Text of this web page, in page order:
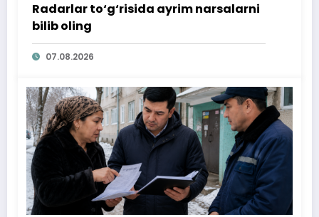
Radarlar to‘g‘risida ayrim narsalarni
bilib oling
07.08.2026